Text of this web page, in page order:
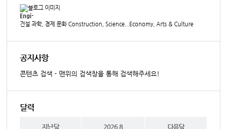
Engi-
건설 과학, 경제 문화 Construction, Science...Economy, Arts & Culture
공지사항
콘텐츠 검색 - 맨위의 검색창을 통해 검색해주세요!
달력
지난달 2026.8 다음달